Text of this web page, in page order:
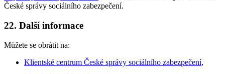
České správy sociálního zabezpečení.
22. Další informace
Můžete se obrátit na:
Klientské centrum České správy sociálního zabezpečení,